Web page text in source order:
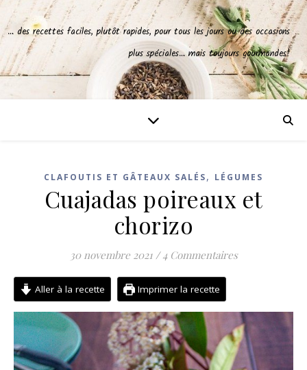
… des recettes faciles, plutôt rapides, pour tous les jours ou des occasions
plus spéciales… mais toujours gourmandes!
CLAFOUTIS ET GÂTEAUX SALÉS, LÉGUMES
Cuajadas poireaux et
chorizo
30 novembre 2021 / 4 Commentaires
Aller à la recette Imprimer la recette